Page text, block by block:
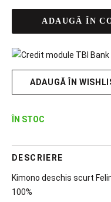
ADAUGĂ ÎN
ADAUGĂ ÎN
ÎN STOC
DESCRIERE
Kimono deschis scurt
100%